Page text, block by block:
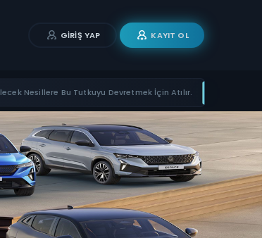
GIRIŞ YAP KAYIT OL
Nesillere Bu Tutkuyu Devretmek İçin Atılır.